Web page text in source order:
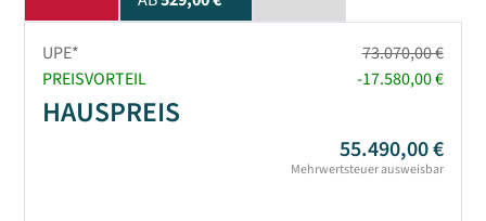
UPE*
73.070,00 €
PREISVORTEIL
-17.580,00 €
HAUSPREIS
55.490,00 €
Mehrwertsteuer ausweisbar